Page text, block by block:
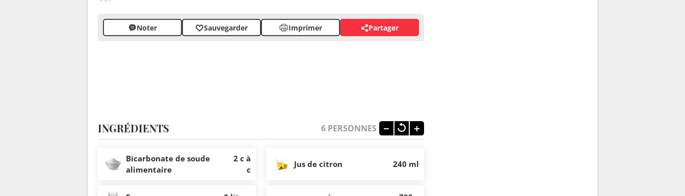
Noter Sauvegarder Imprimer Partager
INGRÉDIENTS 6 PERSONNES
Bicarbonate de soude
alimentaire
2 c à
c
Jus de citron 240 ml